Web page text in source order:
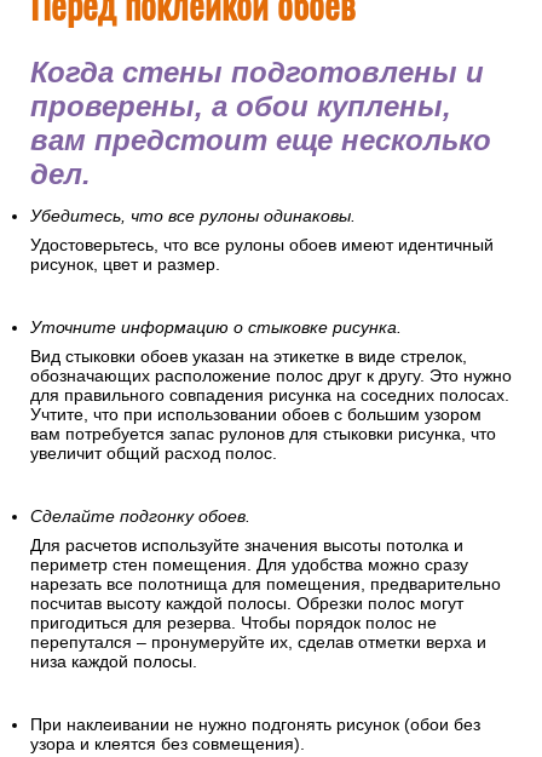
Когда стены подготовлены и
проверены, а обои куплены,
вам предстоит еще несколько
дел.
Убедитесь, что все рулоны одинаковы.
Удостоверьтесь, что все рулоны обоев имеют идентичный
рисунок, цвет и размер.
Уточните информацию о стыковке рисунка.
Вид стыковки обоев указан на этикетке в виде стрелок,
обозначающих расположение полос друг к другу. Это нужно
для правильного совпадения рисунка на соседних полосах.
Учтите, что при использовании обоев с большим узором
вам потребуется запас рулонов для стыковки рисунка, что
увеличит общий расход полос.
Сделайте подгонку обоев.
Для расчетов используйте значения высоты потолка и
периметр стен помещения. Для удобства можно сразу
нарезать все полотнища для помещения, предварительно
посчитав высоту каждой полосы. Обрезки полос могут
пригодиться для резерва. Чтобы порядок полос не
перепутался – пронумеруйте их, сделав отметки верха и
низа каждой полосы.
При наклеивании не нужно подгонять рисунок (обои без
узора и клеятся без совмещения).